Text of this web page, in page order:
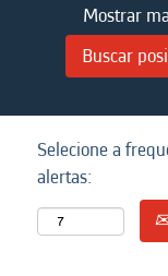
Mostrar
Selecione a
alertas: